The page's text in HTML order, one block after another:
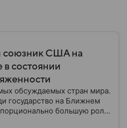
союзник США на
состоянии
обсуждаемых стран мира.
государство на Ближнем
большую роль
безопасности и